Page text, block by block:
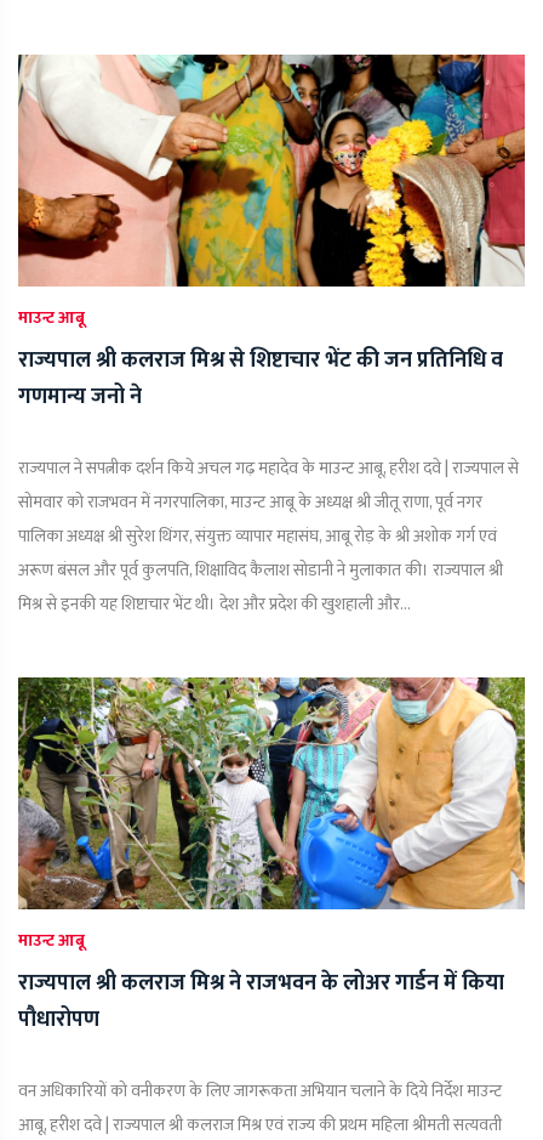
माउन्ट आबू
राज्यपाल श्री कलराज मिश्र से शिष्टाचार भेंट की जन प्रतिनिधि व
गणमान्य जनो ने
राज्यपाल ने सपत्नीक दर्शन किये अचल गढ़ महादेव के माउन्ट आबू, हरीश दवे | राज्यपाल से
सोमवार को राजभवन में नगरपालिका, माउन्ट आबू के अध्यक्ष श्री जीतू राणा, पूर्व नगर
पालिका अध्यक्ष श्री सुरेश थिंगर, संयुक्त व्यापार महासंघ, आबू रोड़ के श्री अशोक गर्ग एवं
अरूण बंसल और पूर्व कुलपति, शिक्षाविद कैलाश सोडानी ने मुलाकात की। राज्यपाल श्री
मिश्र से इनकी यह शिष्टाचार भेंट थी। देश और प्रदेश की खुशहाली और...
माउन्ट आबू
राज्यपाल श्री कलराज मिश्र ने राजभवन के लोअर गार्डन में किया
पौधारोपण
वन अधिकारियों को वनीकरण के लिए जागरूकता अभियान चलाने के दिये निर्देश माउन्ट
आबू, हरीश दवे | राज्यपाल श्री कलराज मिश्र एवं राज्य की प्रथम महिला श्रीमती सत्यवती